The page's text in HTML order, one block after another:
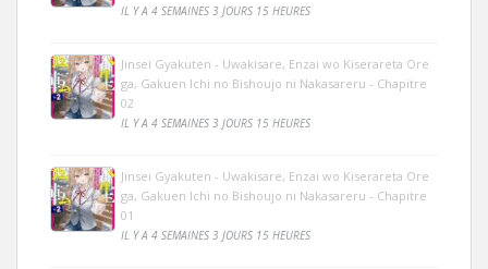
IL Y A 4 SEMAINES 3 JOURS 15 HEURES
Jinsei Gyakuten - Uwakisare, Enzai wo Kiserareta Ore
ga, Gakuen Ichi no Bishoujo ni Nakasareru - Chapitre
02
IL Y A 4 SEMAINES 3 JOURS 15 HEURES
Jinsei Gyakuten - Uwakisare, Enzai wo Kiserareta Ore
ga, Gakuen Ichi no Bishoujo ni Nakasareru - Chapitre
01
IL Y A 4 SEMAINES 3 JOURS 15 HEURES